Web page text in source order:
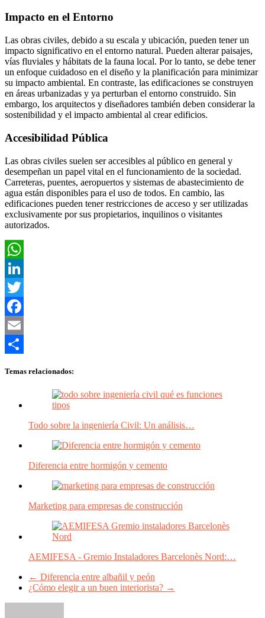
Impacto en el Entorno
Las obras civiles, debido a su escala y ubicación, pueden tener un
impacto significativo en el entorno natural. Pueden alterar paisajes,
vías fluviales y hábitats de la fauna local. Por lo tanto, se debe tener
un enfoque cuidadoso en el diseño y la planificación para minimizar
su impacto ambiental. En contraste, las edificaciones se construyen
en áreas urbanizadas y ya perturban el entorno construido. Sin
embargo, los arquitectos y diseñadores también deben considerar la
sostenibilidad y el impacto ambiental al crear edificios.
Accesibilidad Pública
Las obras civiles suelen ser accesibles al público en general y
desempeñan un papel vital en el funcionamiento de la sociedad.
Carreteras, puentes, aeropuertos y sistemas de abastecimiento de
agua están disponibles para el uso de todos. En cambio, las
edificaciones pueden tener restricciones de acceso y ser utilizadas
exclusivamente por sus propietarios, inquilinos o visitantes
autorizados.
WhatsApp
LinkedIn
Twitter
Facebook
Email
Temas relacionados:
Todo sobre la ingeniería Civil: Un análisis…
Diferencia entre hormigón y cemento
Marketing para empresas de construcción
AEMIFESA - Gremio Instaladores Barcelonès Nord:…
← Diferencia entre albañil y peón
¿Cómo elegir a un buen interiorista? →